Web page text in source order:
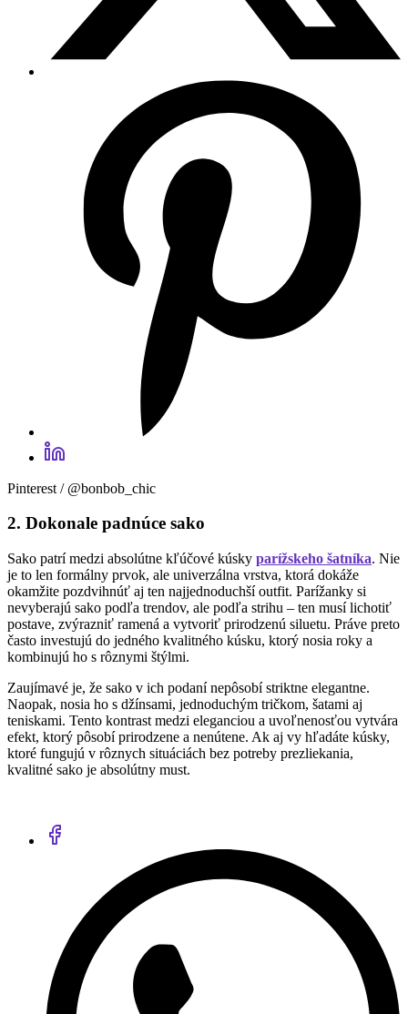
Pinterest / @bonbob_chic
2. Dokonale padnúce sako
Sako patrí medzi absolútne kľúčové kúsky parížskeho šatníka. Nie
je to len formálny prvok, ale univerzálna vrstva, ktorá dokáže
okamžite pozdvihnúť aj ten najjednoduchší outfit. Parížanky si
nevyberajú sako podľa trendov, ale podľa strihu – ten musí lichotiť
postave, zvýrazniť ramená a vytvoriť prirodzenú siluetu. Práve preto
často investujú do jedného kvalitného kúsku, ktorý nosia roky a
kombinujú ho s rôznymi štýlmi.
Zaujímavé je, že sako v ich podaní nepôsobí striktne elegantne.
Naopak, nosia ho s džínsami, jednoduchým tričkom, šatami aj
teniskami. Tento kontrast medzi eleganciou a uvoľnenosťou vytvára
efekt, ktorý pôsobí prirodzene a nenútene. Ak aj vy hľadáte kúsky,
ktoré fungujú v rôznych situáciách bez potreby prezliekania,
kvalitné sako je absolútny must.